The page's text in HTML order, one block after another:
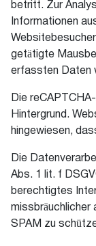
betritt. Zur
Informationen
getätigte
erfassten Daten
Die
Hintergrund.
hingewiesen,
Die
Abs. 1 lit. f
berechtigtes
missbräuchlicher
SPAM zu